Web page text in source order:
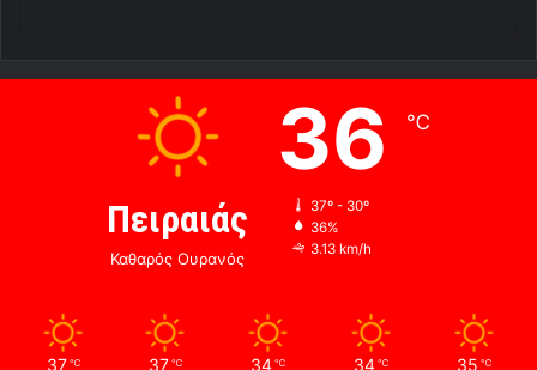
Πειραιάς
Καθαρός Ουρανός
36 ℃
37º - 30º
36%
3.13 km/h
37 ℃ 37 ℃ 34 ℃ 34 ℃ 35 ℃